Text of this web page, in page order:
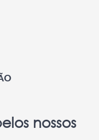
nossos